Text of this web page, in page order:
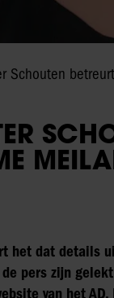
Schouten
het dat details
pers zijn
van het